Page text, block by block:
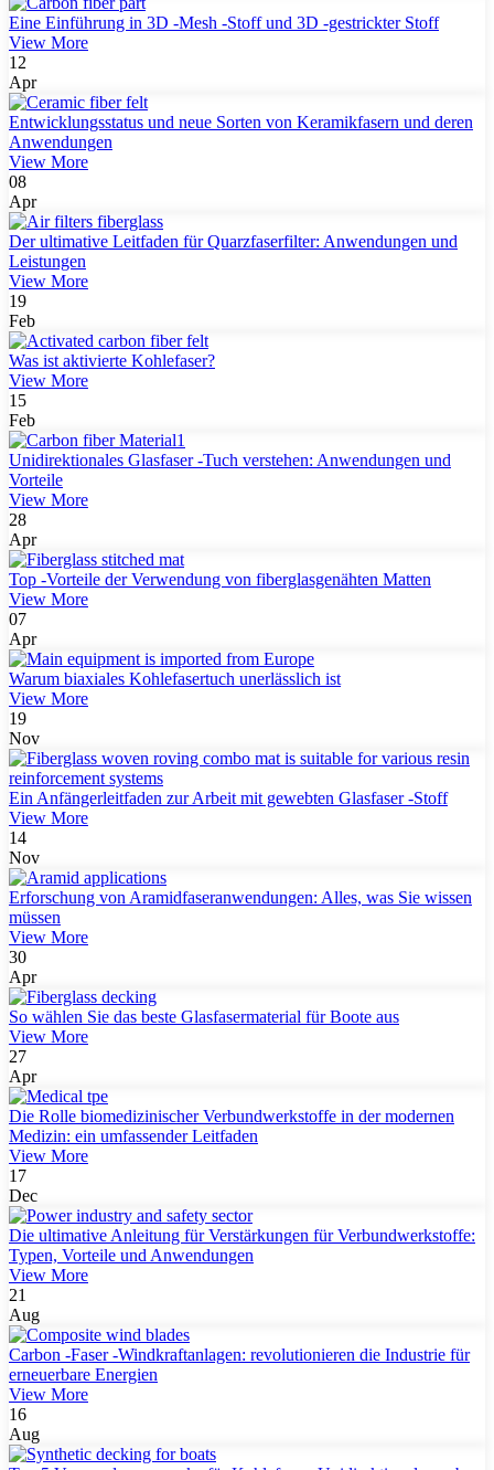
Eine Einführung in 3D -Mesh -Stoff und 3D -gestrickter Stoff
View More
12
Apr
Entwicklungsstatus und neue Sorten von Keramikfasern und deren
Anwendungen
View More
08
Apr
Der ultimative Leitfaden für Quarzfaserfilter: Anwendungen und
Leistungen
View More
19
Feb
Was ist aktivierte Kohlefaser?
View More
15
Feb
Unidirektionales Glasfaser -Tuch verstehen: Anwendungen und
Vorteile
View More
28
Apr
Top -Vorteile der Verwendung von fiberglasgenähten Matten
View More
07
Apr
Warum biaxiales Kohlefasertuch unerlässlich ist
View More
19
Nov
Ein Anfängerleitfaden zur Arbeit mit gewebten Glasfaser -Stoff
View More
14
Nov
Erforschung von Aramidfaseranwendungen: Alles, was Sie wissen
müssen
View More
30
Apr
So wählen Sie das beste Glasfasermaterial für Boote aus
View More
27
Apr
Die Rolle biomedizinischer Verbundwerkstoffe in der modernen
Medizin: ein umfassender Leitfaden
View More
17
Dec
Die ultimative Anleitung für Verstärkungen für Verbundwerkstoffe:
Typen, Vorteile und Anwendungen
View More
21
Aug
Carbon -Faser -Windkraftanlagen: revolutionieren die Industrie für
erneuerbare Energien
View More
16
Aug